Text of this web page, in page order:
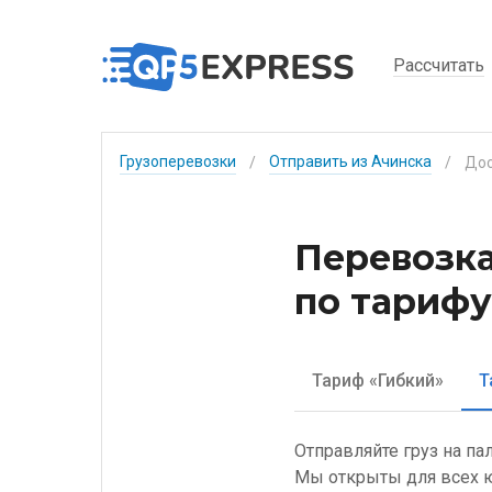
Рассчитать
Грузоперевозки / Отправить из Ачинска /
по
Тариф «Гибкий»
Отправляйте груз на
Мы открыты для всех